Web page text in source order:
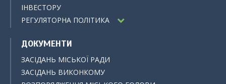
ІНВЕСТОРУ
РЕГУЛЯТОРНА ПОЛІТИКА
ДОКУМЕНТИ
ЗАСІДАНЬ МІСЬКОЇ РАДИ
ЗАСІДАНЬ ВИКОНКОМУ